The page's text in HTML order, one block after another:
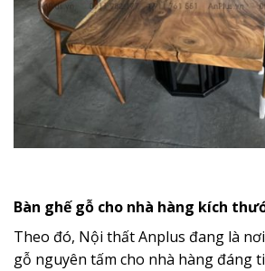
Bàn ghế gỗ cho nhà hàng kích
Theo đó, Nội thất Anplus đang là
gỗ nguyên tấm cho nhà hàng đáng